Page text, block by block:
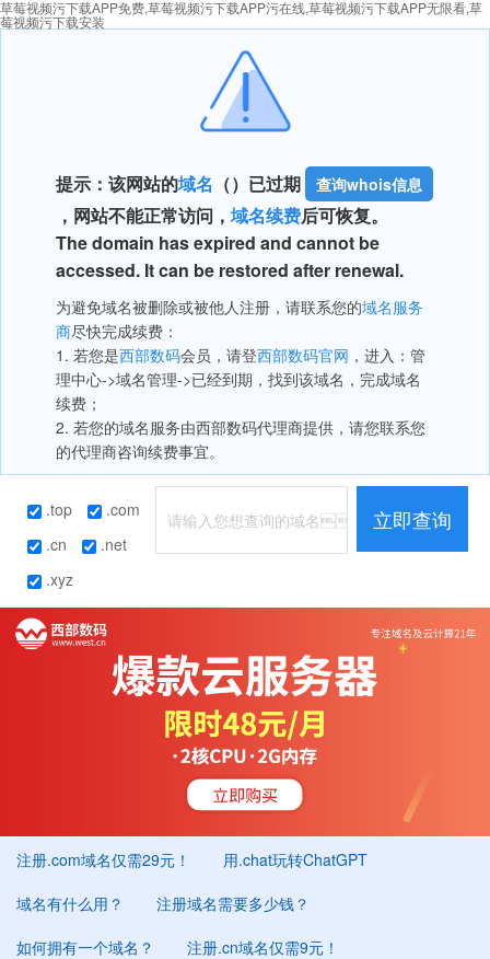
草莓视频污下载APP免费,草莓视频污下载APP污在线,草莓视频污下载APP无限看,草
莓视频污下载安装
提示：该网站的域名 （）已过期 查询whois信息
，网站不能正常访问， 域名续费后可恢复。
The domain has expired and cannot be
accessed. It can be restored after renewal.
为避免域名被删除或被他人注册，请联系您的域名服务
商尽快完成续费：
1. 若您是西部数码会员，请登西部数码官网 ，进入：管
理中心->域名管理->已经到期，找到该域名，完成域名
续费；
2. 若您的域名服务由西部数码代理商提供，请您联系您
的代理商咨询续费事宜。
.top
.com
.cn
.net
.xyz
立即查询
注册.com域名仅需29元！
用.chat玩转ChatGPT
域名有什么用？
注册域名需要多少钱？
如何拥有一个域名？
注册.cn域名仅需9元！